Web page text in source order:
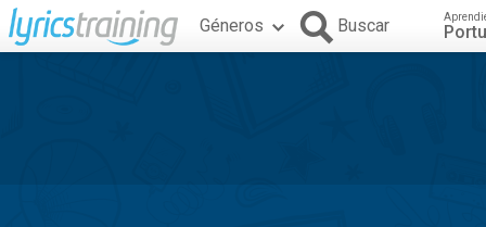
Géneros Buscar